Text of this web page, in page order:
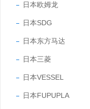
日本欧姆龙
日本SDG
日本东方马达
日本三菱
日本VESSEL
日本FUPUPLA